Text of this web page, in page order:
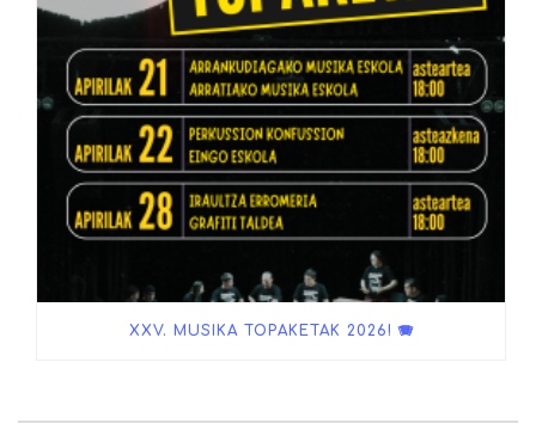
XXV. MUSIKA TOPAKETAK 2026! 🪗